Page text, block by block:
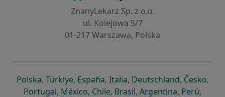
ZnanyLekarz Sp. z o.o.
ul. Kolejowa 5/7
01-217 Warszawa, Polska
Polskase otevře v nové záložce
, Türkiyese otevře v nové záložce
, Españase otevře v nové záložce
, Italiase otevře v nové záložce
, Deutschlandse otevře v
, Českose
,
Portugalse otevře v nové záložce
, Méxicose otevře v nové záložce
, Chilese otevře v nové záložce
, Brasilse otevře v nové
, Argentinase otevře v
, Perúse
,